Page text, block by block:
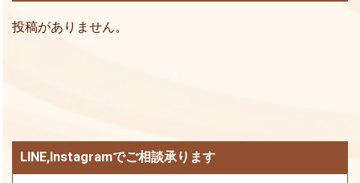
投稿がありません。
LINE,Instagramでご相談承ります